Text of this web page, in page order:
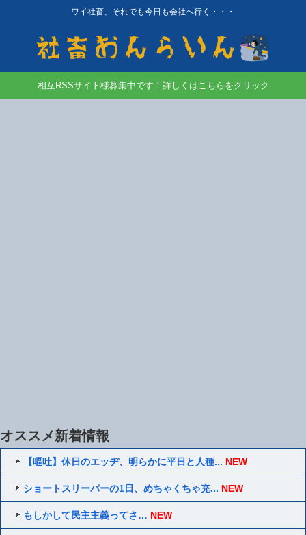
ワイ社畜、それでも今日も会社へ行く・・・
相互RSSサイト様募集中です！詳しくはこちらをクリック
オススメ新着情報
【嘔吐】休日のエッヂ、明らかに平日と人種... NEW
ショートスリーパーの1日、めちゃくちゃ充... NEW
もしかして民主主義ってさ… NEW